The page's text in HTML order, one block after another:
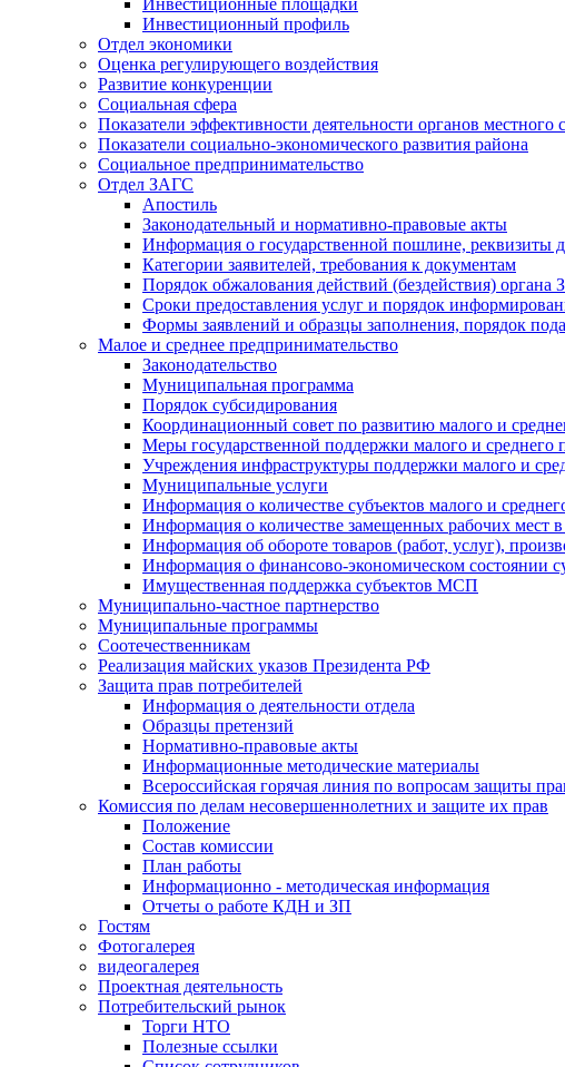
Инвестиционные площадки
Инвестиционный профиль
Отдел экономики
Оценка регулирующего воздействия
Развитие конкуренции
Социальная сфера
Показатели эффективности деятельности органов местного
Показатели социально-экономического развития района
Социальное предпринимательство
Отдел ЗАГС
Апостиль
Законодательный и нормативно-правовые акты
Информация о государственной пошлине, реквизиты
Категории заявителей, требования к документам
Порядок обжалования действий (бездействия) органа
Сроки предоставления услуг и порядок
Формы заявлений и образцы заполнения, порядок
Малое и среднее предпринимательство
Законодательство
Муниципальная программа
Порядок субсидирования
Координационный совет по развитию малого и
Меры государственной поддержки малого и среднего
Учреждения инфраструктуры поддержки малого и
Муниципальные услуги
Информация о количестве субъектов малого и
Информация о количестве замещенных рабочих мест
Информация об обороте товаров (работ, услуг),
Информация о финансово-экономическом состоянии
Имущественная поддержка субъектов МСП
Муниципально-частное партнерство
Муниципальные программы
Соотечественникам
Реализация майских указов Президента РФ
Защита прав потребителей
Информация о деятельности отдела
Образцы претензий
Нормативно-правовые акты
Информационные методические материалы
Всероссийская горячая линия по вопросам защиты
Комиссия по делам несовершеннолетних и защите их прав
Положение
Состав комиссии
План работы
Информационно - методическая информация
Отчеты о работе КДН и ЗП
Гостям
Фотогалерея
видеогалерея
Проектная деятельность
Потребительский рынок
Торги НТО
Полезные ссылки